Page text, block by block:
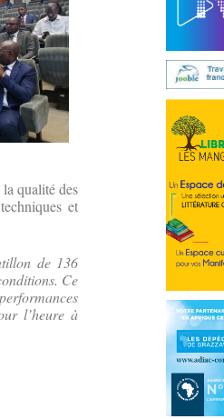
qualité des
et
de 136
Ce
l’heure à